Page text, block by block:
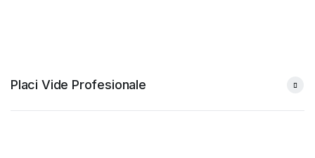
Placi Vide Profesionale